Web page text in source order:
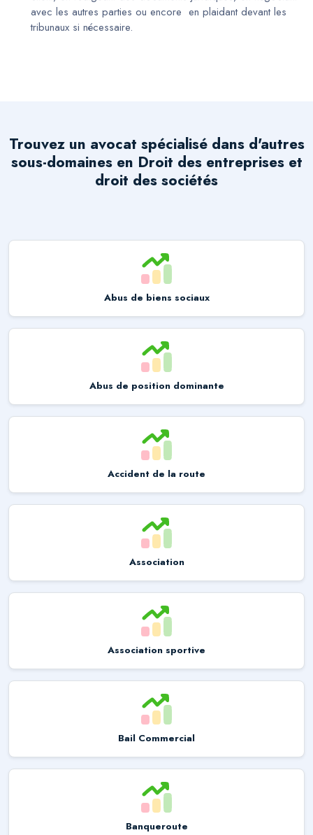
avec les autres parties ou encore en plaidant devant les
tribunaux si nécessaire.
Trouvez un avocat spécialisé dans d'autres
sous-domaines en Droit des entreprises et
droit des sociétés
Abus de biens sociaux
Abus de position dominante
Accident de la route
Association
Association sportive
Bail Commercial
Banqueroute